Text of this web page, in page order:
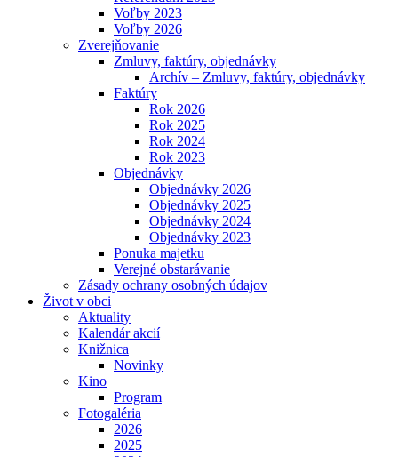
Voľby 2023
Voľby 2026
Zverejňovanie
Zmluvy, faktúry, objednávky
Archív – Zmluvy, faktúry, objednávky
Faktúry
Rok 2026
Rok 2025
Rok 2024
Rok 2023
Objednávky
Objednávky 2026
Objednávky 2025
Objednávky 2024
Objednávky 2023
Ponuka majetku
Verejné obstarávanie
Zásady ochrany osobných údajov
Život v obci
Aktuality
Kalendár akcií
Knižnica
Novinky
Kino
Program
Fotogaléria
2026
2025